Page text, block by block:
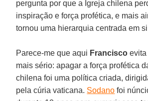
pergunta por que a Igreja chilena
inspiração e força profética, e mais
tornou uma hierarquia centrada em
Parece-me que aqui Francisco evita
mais sério: apagar a força profética
chilena foi uma política criada,
pela cúria vaticana. Sodano foi